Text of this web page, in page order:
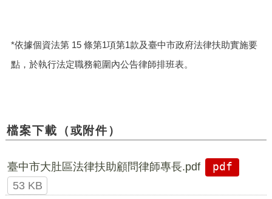
*依據個資法第 15 條第1項第1款及臺中市政府法律扶助實施要
點，於執行法定職務範圍內公告律師排班表。
檔案下載（或附件）
臺中市大肚區法律扶助顧問律師專長.pdf
pdf
53 KB